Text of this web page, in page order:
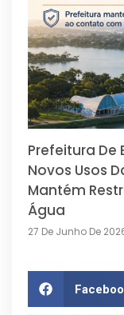
Prefeitura De
Novos Usos
Mantém
Água
27 De Junho De